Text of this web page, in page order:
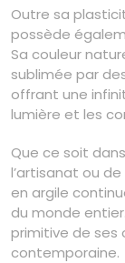
Outre sa
possède
Sa couleur
sublimée par
offrant une
lumière et les
Que ce soit
l’artisanat ou
en argile
du monde
primitive de ses
contemporaine.